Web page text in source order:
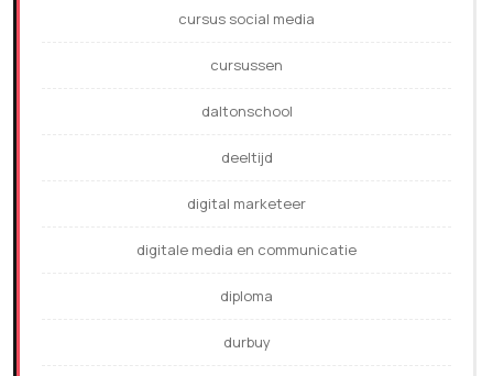
cursus social media
cursussen
daltonschool
deeltijd
digital marketeer
digitale media en communicatie
diploma
durbuy